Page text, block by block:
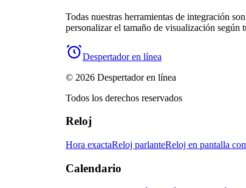
Todas nuestras herramientas de integración
personalizar el tamaño de visualización según
Despertador en línea
© 2026 Despertador en línea
Todos los derechos reservados
Reloj
Hora exactaReloj parlanteReloj en pantalla
Calendario